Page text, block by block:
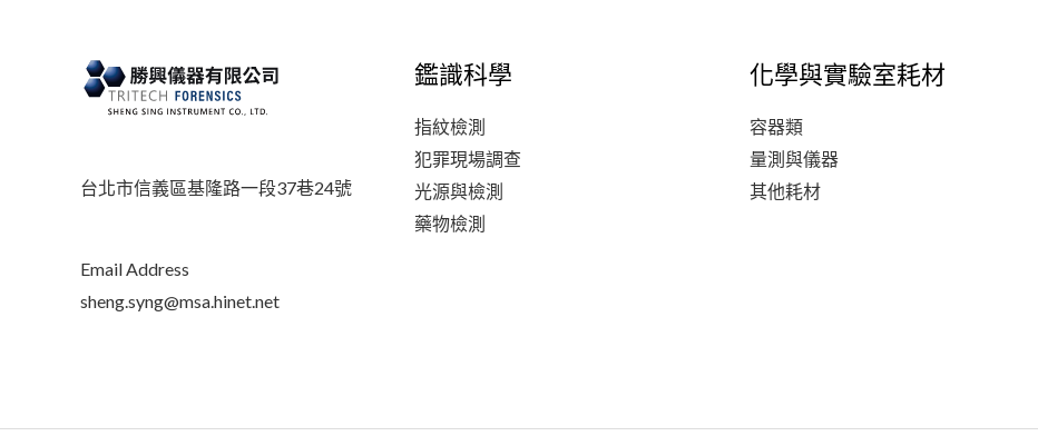
台北市信義區基隆路一段37巷24號
Email Address
sheng.syng@msa.hinet.net
鑑識科學
指紋檢測
犯罪現場調查
光源與檢測
藥物檢測
化學與實驗室耗材
容器類
量測與儀器
其他耗材